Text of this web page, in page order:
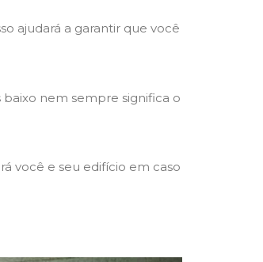
ajudará a garantir que você
nem sempre significa o
você e seu edifício em caso